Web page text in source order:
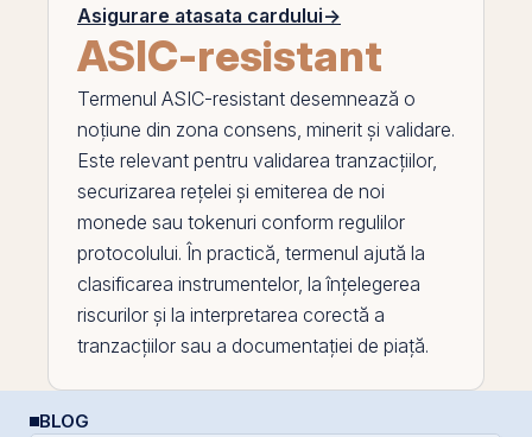
Asigurare atasata cardului→
ASIC-resistant
Termenul ASIC-resistant desemnează o
noțiune din zona consens, minerit și validare.
Este relevant pentru validarea tranzacțiilor,
securizarea rețelei și emiterea de noi
monede sau tokenuri conform regulilor
protocolului. În practică, termenul ajută la
clasificarea instrumentelor, la înțelegerea
riscurilor și la interpretarea corectă a
tranzacțiilor sau a documentației de piață.
BLOG